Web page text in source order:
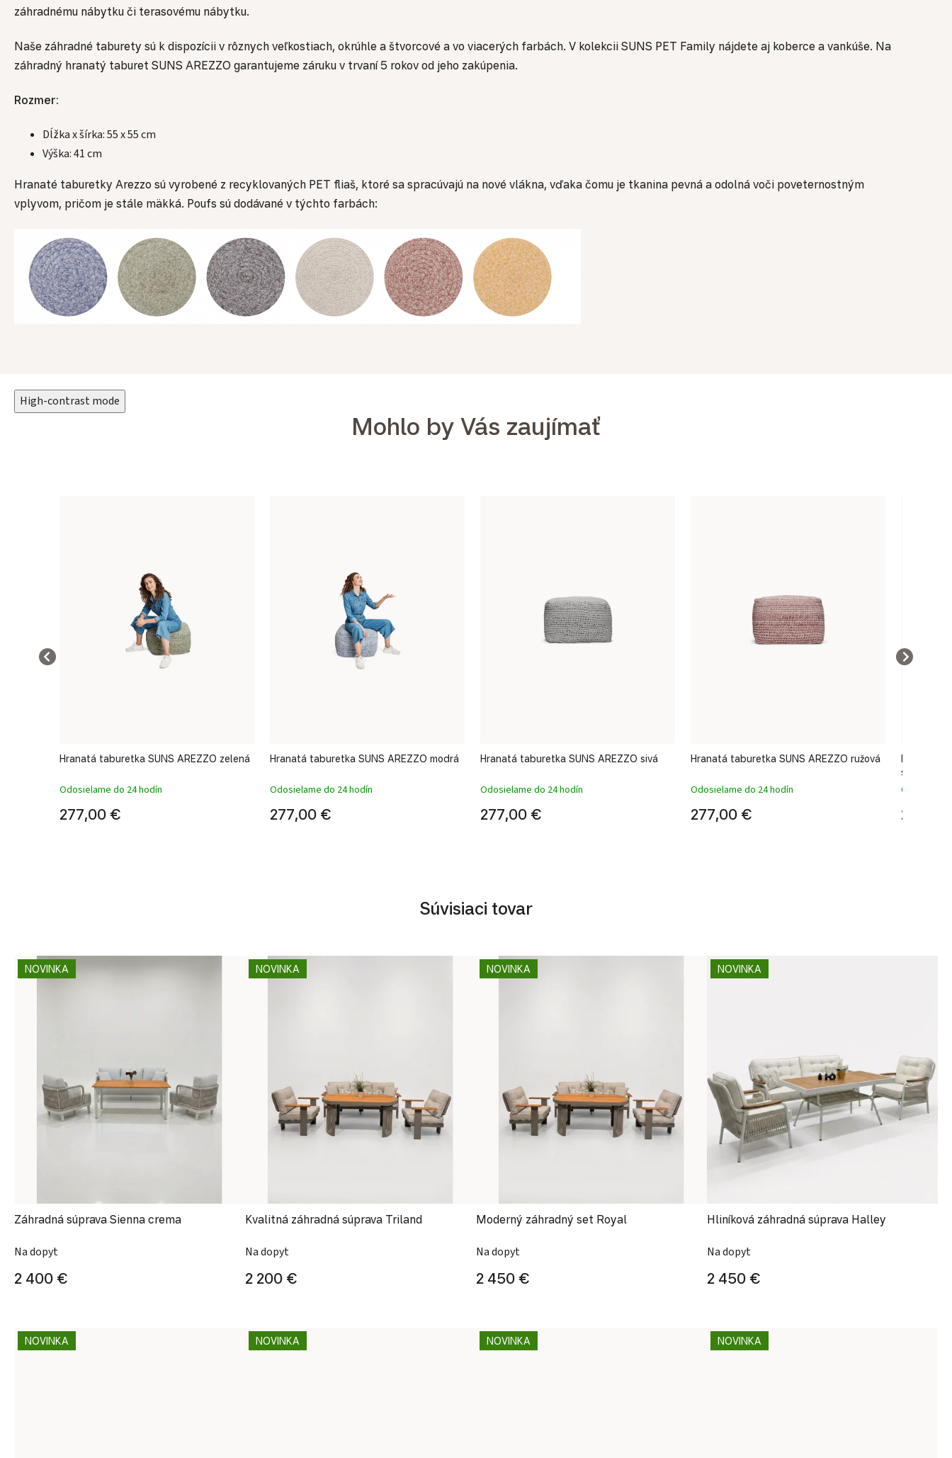
záhradnému nábytku či terasovému nábytku.
Naše záhradné taburety sú k dispozícii v rôznych veľkostiach, okrúhle a štvorcové a vo viacerých farbách. V kolekcii SUNS PET Family nájdete aj koberce a vankúše. Na
záhradný hranatý taburet SUNS AREZZO garantujeme záruku v trvaní 5 rokov od jeho zakúpenia.
Rozmer:
Dĺžka x šírka: 55 x 55 cm
Výška: 41 cm
Hranaté taburetky Arezzo sú vyrobené z recyklovaných PET fliaš, ktoré sa spracúvajú na nové vlákna, vďaka čomu je tkanina pevná a odolná voči poveternostným
vplyvom, pričom je stále mäkká. Poufs sú dodávané v týchto farbách:
High-contrast mode
Mohlo by Vás zaujímať
Hranatá taburetka SUNS AREZZO zelená
Odosielame do 24 hodín
277,00 €
Hranatá taburetka SUNS AREZZO modrá
Odosielame do 24 hodín
277,00 €
Hranatá taburetka SUNS AREZZO sivá
Odosielame do 24 hodín
277,00 €
Hranatá taburetka SUNS AREZZO ružová
Odosielame do 24 hodín
277,00 €
Hranatá
svetlosivá
Súvisiaci tovar
NOVINKA
Záhradná súprava Sienna crema
Na dopyt
2 400 €
NOVINKA
Kvalitná záhradná súprava Triland
Na dopyt
2 200 €
NOVINKA
Moderný záhradný set Royal
Na dopyt
2 450 €
NOVINKA
Hliníková záhradná súprava Halley
Na dopyt
2 450 €
NOVINKA NOVINKA NOVINKA NOVINKA